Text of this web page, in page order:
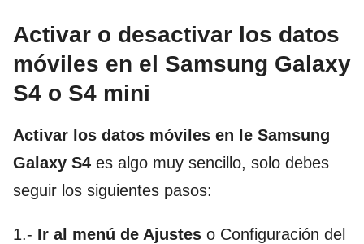
Activar o desactivar los datos
móviles en el Samsung Galaxy
S4 o S4 mini
Activar los datos móviles en le Samsung
Galaxy S4 es algo muy sencillo, solo debes
seguir los siguientes pasos:
1.- Ir al menú de Ajustes o Configuración del